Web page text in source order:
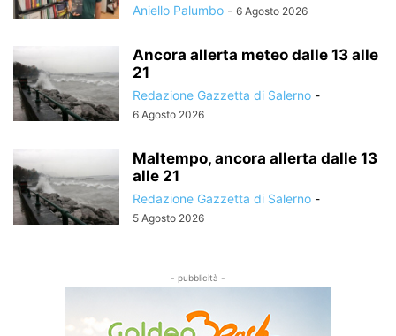
Aniello Palumbo - 6 Agosto 2026
Ancora allerta meteo dalle 13 alle
21
Redazione Gazzetta di Salerno -
6 Agosto 2026
Maltempo, ancora allerta dalle 13
alle 21
Redazione Gazzetta di Salerno -
5 Agosto 2026
- pubblicità -